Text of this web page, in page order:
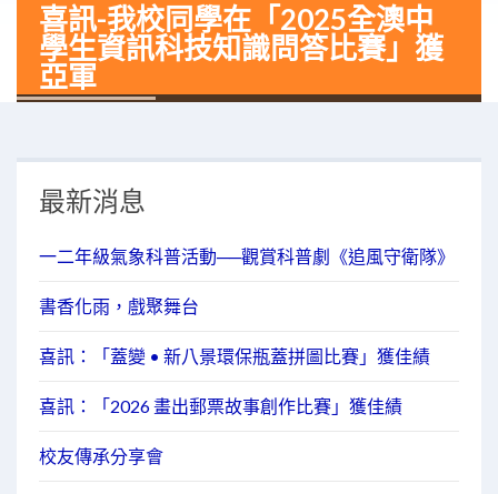
喜訊-我校同學在「2025全澳中
學生資訊科技知識問答比賽」獲
亞軍
最新消息
一二年級氣象科普活動──觀賞科普劇《追風守衛隊》
書香化雨，戲聚舞台
喜訊：「蓋變 • 新八景環保瓶蓋拼圖比賽」獲佳績
喜訊：「2026 畫出郵票故事創作比賽」獲佳績
校友傳承分享會